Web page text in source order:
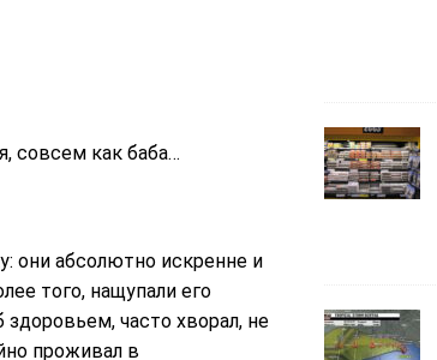
совсем как баба…
они абсолютно искренне и
того, нащупали его
здоровьем, часто хворал, не
проживал в